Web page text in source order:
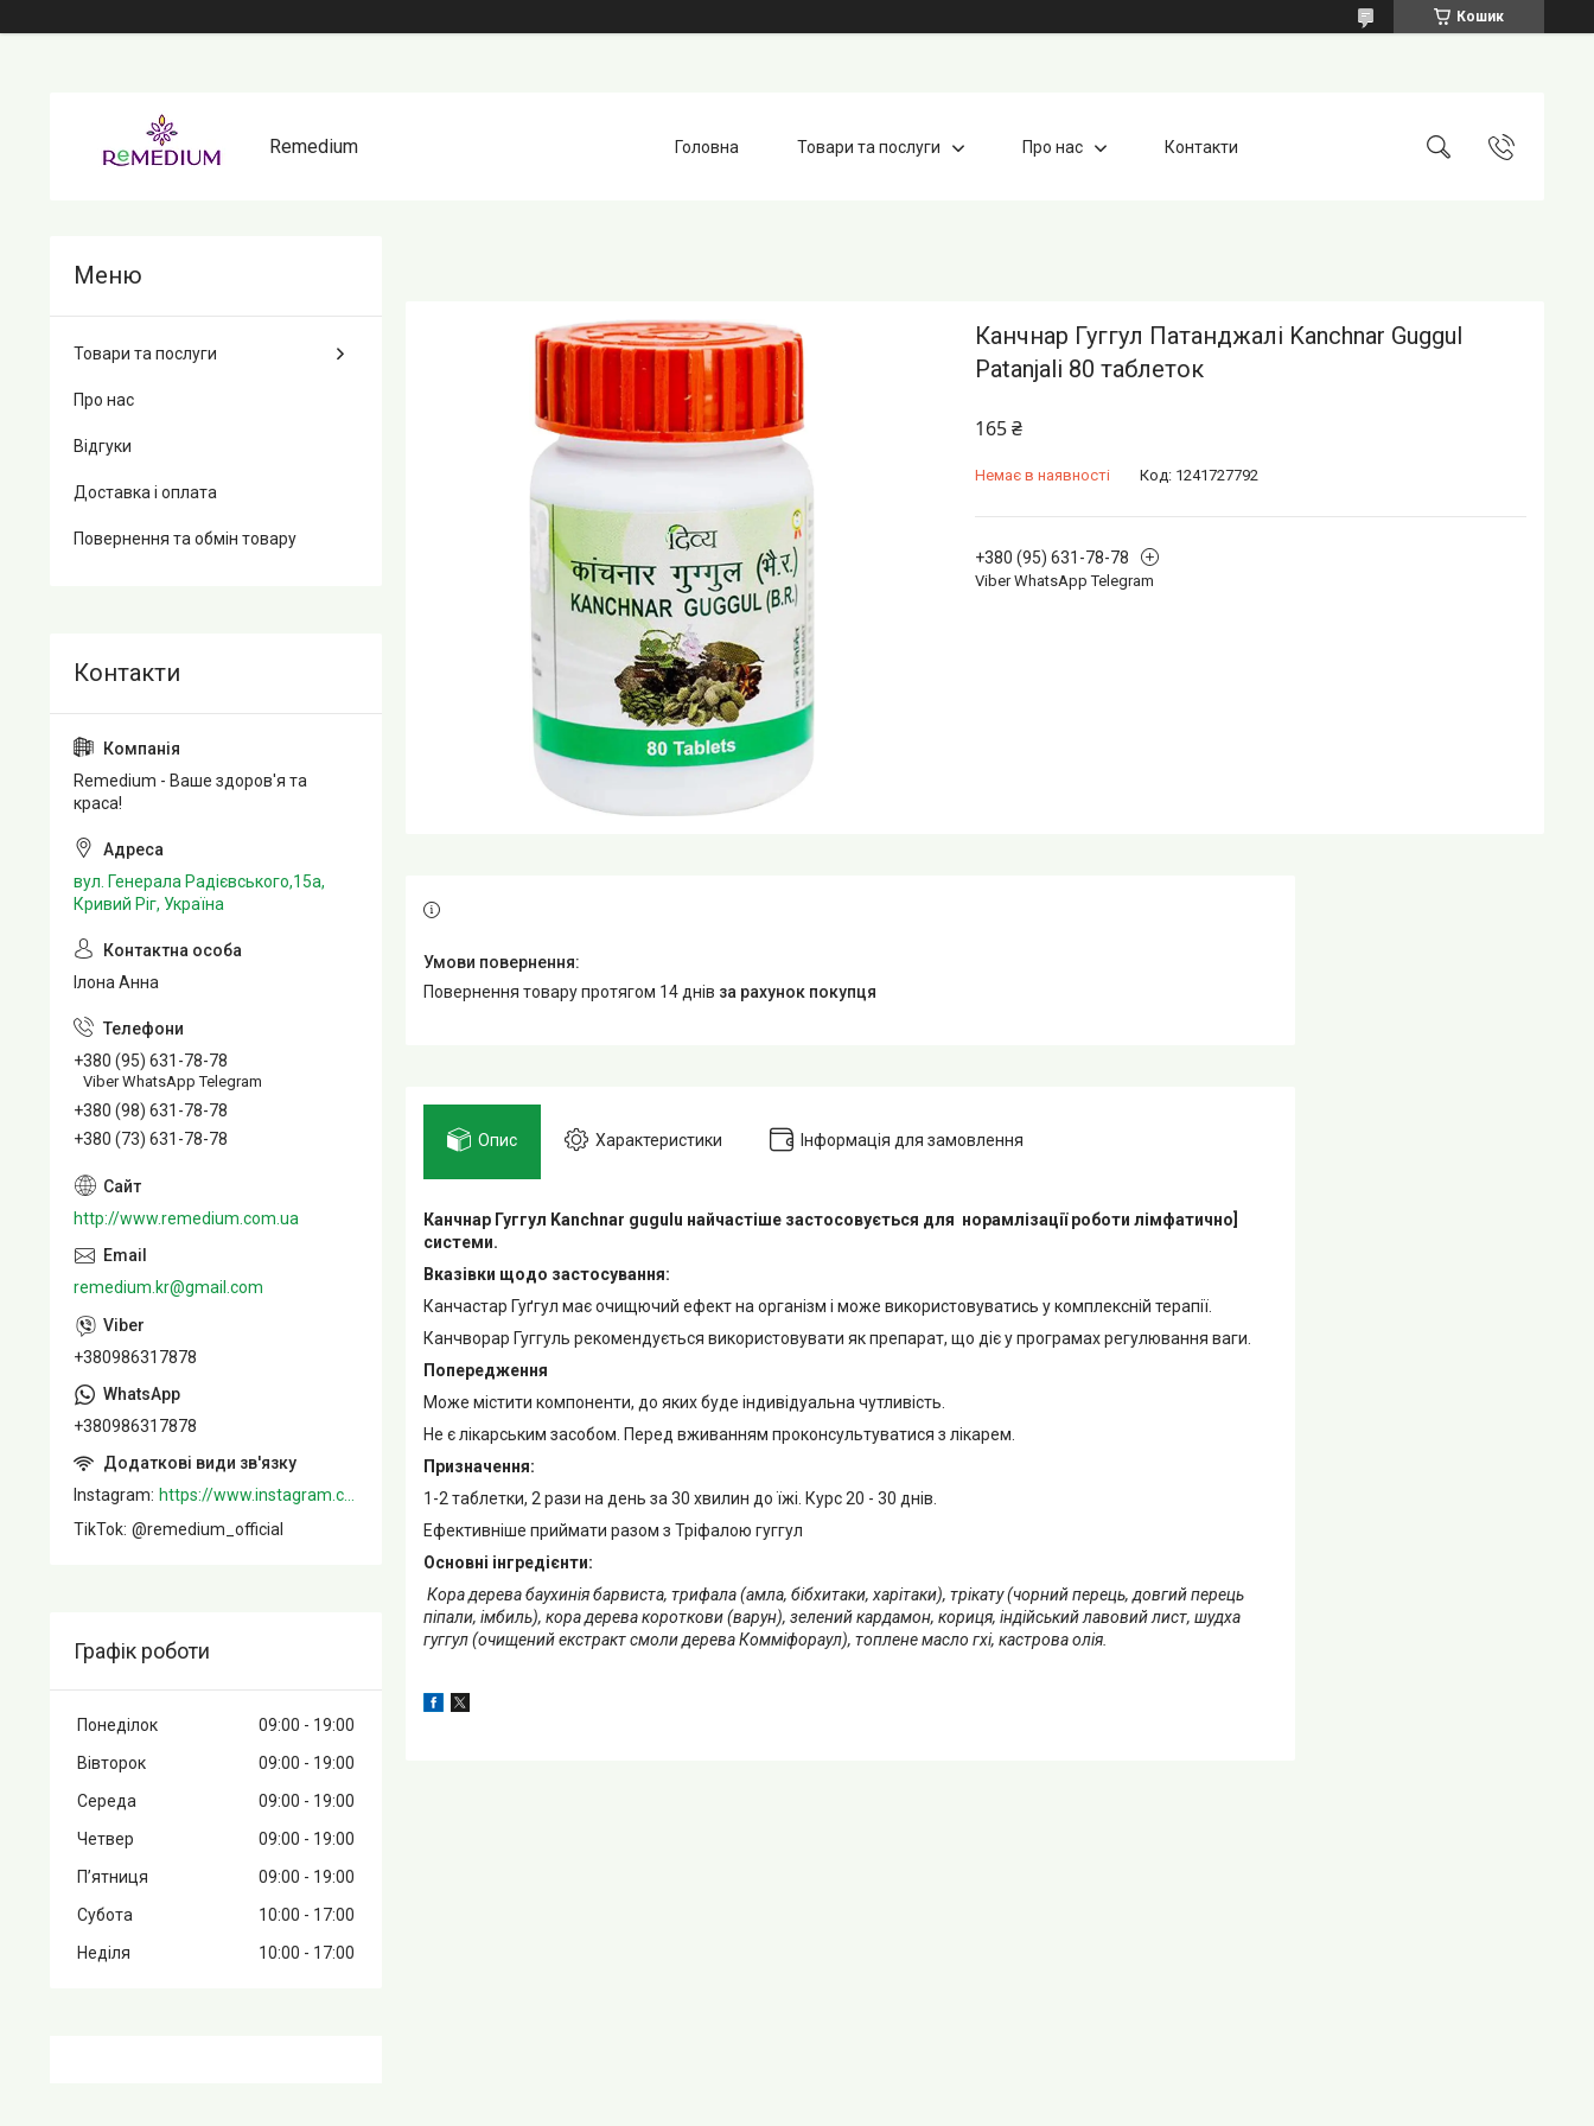
Кошик
Remedium Головна Товари та послуги Про нас Контакти
Канчнар Гуггул Патанджалі Kanchnar Guggul
Patanjali 80 таблеток
165 ₴
Немає в наявності Код: 1241727792
+380 (95) 631-78-78
Viber WhatsApp Telegram
повернення товару протягом 14 днів за рахунок покупця
Опис Характеристики Інформація для замовлення
Канчнар Гуггул Kanchnar gugulu найчастіше застосовується для норамлізації роботи лімфатично]
системи.
Вказівки щодо застосування:
Канчастар Гуґгул має очищючий ефект на організм і може використовуватись у комплексній терапії.
Канчворар Гуггуль рекомендується використовувати як препарат, що діє у програмах регулювання ваги.
Попередження
Може містити компоненти, до яких буде індивідуальна чутливість.
Не є лікарським засобом. Перед вживанням проконсультуватися з лікарем.
Призначення:
1-2 таблетки, 2 рази на день за 30 хвилин до їжі. Курс 20 - 30 днів.
Ефективніше приймати разом з Тріфалою гуггул
Основні інгредієнти:
Кора дерева баухинія барвиста, трифала (амла, бібхитаки, харітаки), трікату (чорний перець, довгий перець
піпали, імбиль), кора дерева короткови (варун), зелений кардамон, кориця, індійський лавовий лист, шудха
гуггул (очищений екстракт смоли дерева Комміфораул), топлене масло гхі, кастрова олія.
Товари та послуги
Про нас
Відгуки
Доставка і оплата
Повернення та обмін товару
Remedium - Ваше здоров'я та
краса!
вул. Генерала Радієвського,15а,
Кривий Ріг, Україна
Ілона Анна
+380 (95) 631-78-78
Viber WhatsApp Telegram
+380 (98) 631-78-78
+380 (73) 631-78-78
http://www.remedium.com.ua
remedium.kr@gmail.com
+380986317878
+380986317878
Instagram
https://www.instagram.com/remedium_ua/
TikTok @remedium_official
Графік роботи
Понеділок 09:00
19:00
Вівторок
09:00
19:00
Середа
09:00
19:00
Четвер
09:00
19:00
Пʼятниця
09:00
19:00
Субота
10:00
17:00
Неділя
10:00 17:00